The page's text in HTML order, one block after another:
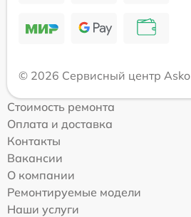
© 2026 Сервисный центр Asko
Стоимость ремонта
Оплата и доставка
Контакты
Вакансии
О компании
Ремонтируемые модели
Наши услуги